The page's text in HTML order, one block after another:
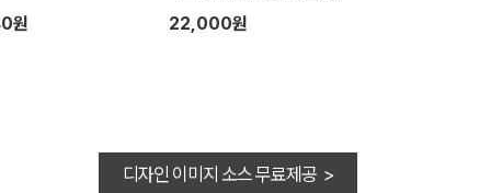
원
(보자기 포장)
22,000원
디자인 이미지 소스 무료제공 >